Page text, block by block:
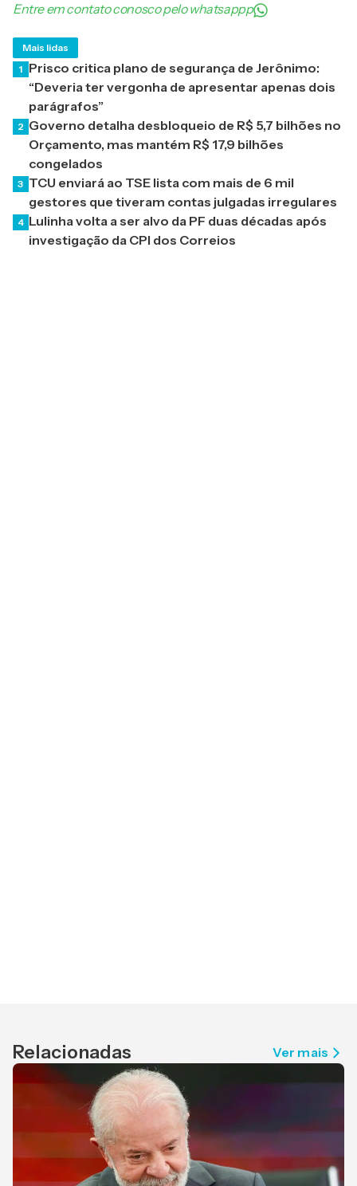
Entre em contato conosco pelo whatsappp
Mais lidas
1 Prisco critica plano de segurança de Jerônimo:
“Deveria ter vergonha de apresentar apenas dois
parágrafos”
2 Governo detalha desbloqueio de R$ 5,7 bilhões no
Orçamento, mas mantém R$ 17,9 bilhões
congelados
3 TCU enviará ao TSE lista com mais de 6 mil
gestores que tiveram contas julgadas irregulares
4 Lulinha volta a ser alvo da PF duas décadas após
investigação da CPI dos Correios
Relacionadas Ver mais